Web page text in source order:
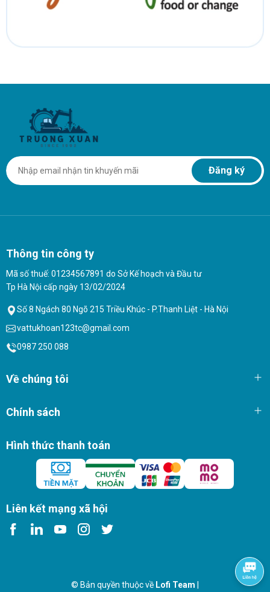
Đăng ký
Thông tin công ty
Mã số thuế: 01234567891 do Sở Kế hoạch và Đầu tư
Tp Hà Nội cấp ngày 13/02/2024
Số 8 Ngách 80 Ngõ 215 Triều Khúc - P.Thanh Liệt - Hà Nội
vattukhoan123tc@gmail.com
0987 250 088
Về chúng tôi
Chính sách
Hình thức thanh toán
Liên kết mạng xã hội
© Bản quyền thuộc về Lofi Team